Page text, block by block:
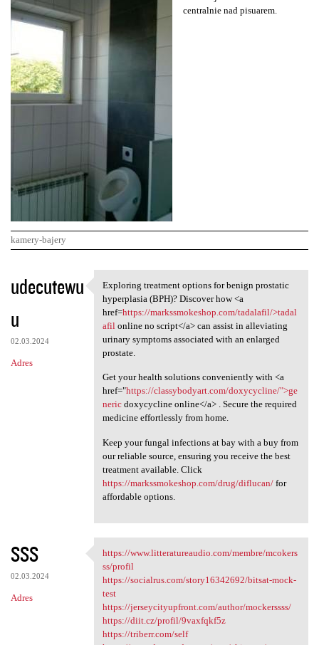
centralnie nad pisuarem.
kamery-bajery
K
o
m
e
n
udecutewu
u
02.03.2024
Adres
Exploring treatment options
Exploring treatment options for benign prostatic
hyperplasia (BPH)? Discover how <a
href=https://markssmokeshop.com/tadalafil/>tadal
afil online no script</a> can assist in alleviating
urinary symptoms associated with an enlarged
prostate.
Get your health solutions conveniently with <a
href="https://classybodyart.com/doxycycline/">ge
nericdoxycycline online</a> . Secure the required
medicine effortlessly from home.
Keep your fungal infections at bay with a buy from
our reliable source, ensuring you receive the best
treatment available. Click
https://markssmokeshop.com/drug/diflucan/for
affordable options.
SSS
02.03.2024
Adres
https://www.litteratureaudio
https://www.litteratureaudio.com/membre/mcokers
ss/profil
https://socialrus.com/story16342692/bitsat-mock-
test
https://jerseycityupfront.com/author/mockerssss/
https://diit.cz/profil/9vaxfqkf5z
https://triberr.com/self